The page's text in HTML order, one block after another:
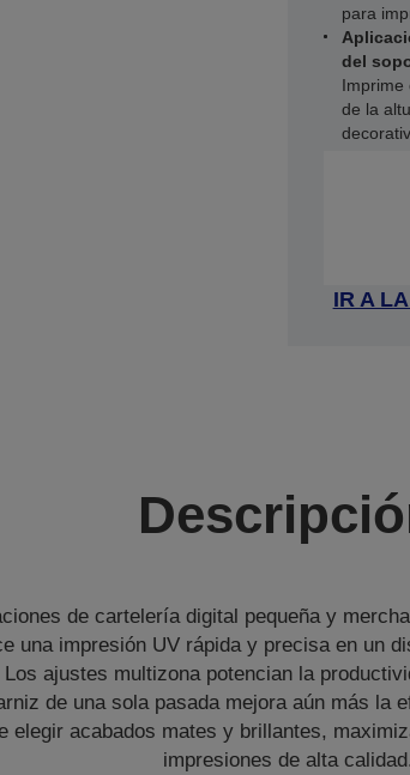
para
del
Imprime
de la
IR A
de cartelería digital pequeña y
una impresión UV rápida y precisa en un
ajustes multizona potencian la
de una sola pasada mejora aún más la
elegir acabados mates y brillantes,
impresiones de alta calidad.